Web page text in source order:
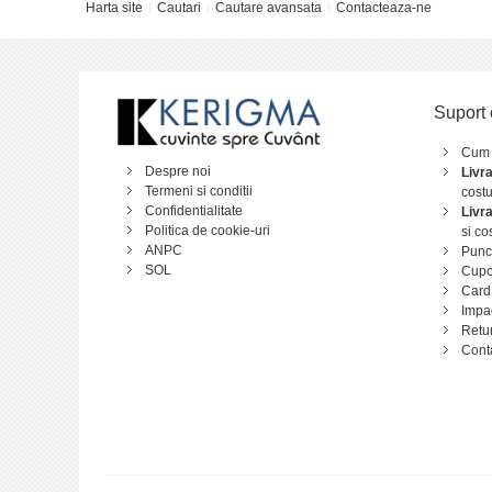
Harta site Cautari Cautare avansata Contacteaza-ne
Despre noi
Termeni si conditii
Confidentialitate
Politica de cookie-uri
ANPC
SOL
Suport
si